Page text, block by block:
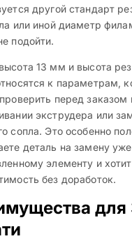
другой стандарт
или иной диаметр
подойти.
13 мм и высота
к параметрам,
перед заказом
экструдера или
сопла. Это особенно
деталь на замену уже
элементу и
без доработок.
для